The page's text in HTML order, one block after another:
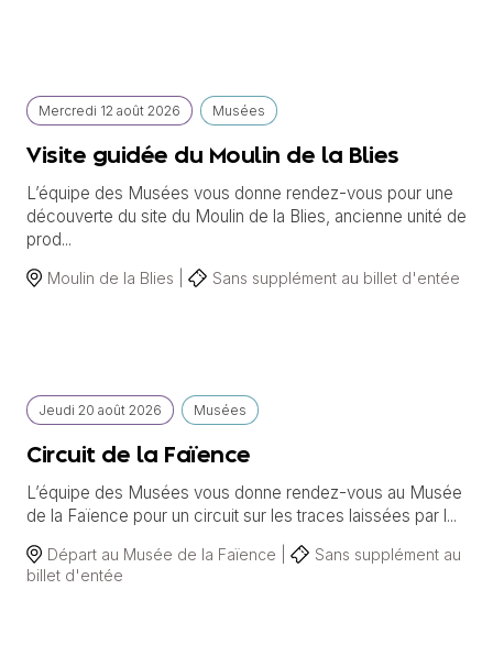
Mercredi 12 août 2026 Musées
Visite guidée du Moulin de la Blies
L’équipe des Musées vous donne rendez-vous pour une
découverte du site du Moulin de la Blies, ancienne unité de
prod...
Moulin de la Blies | Sans supplément au billet d'entée
Jeudi 20 août 2026 Musées
Circuit de la Faïence
L’équipe des Musées vous donne rendez-vous au Musée
de la Faïence pour un circuit sur les traces laissées par l...
Départ au Musée de la Faïence |
Sans supplément au
billet d'entée